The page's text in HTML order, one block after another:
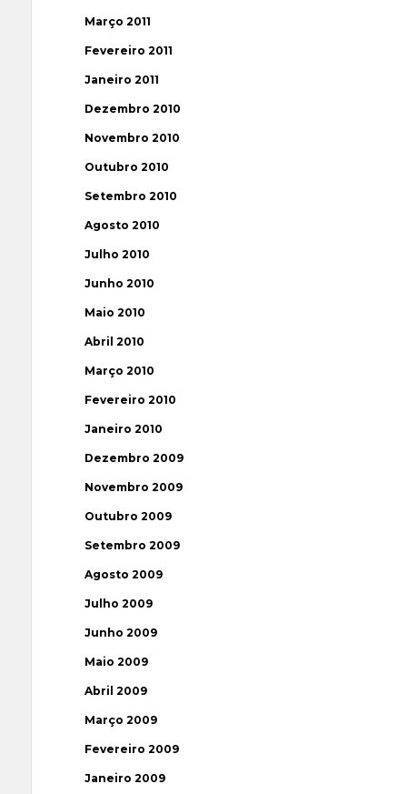
Março 2011
Fevereiro 2011
Janeiro 2011
Dezembro 2010
Novembro 2010
Outubro 2010
Setembro 2010
Agosto 2010
Julho 2010
Junho 2010
Maio 2010
Abril 2010
Março 2010
Fevereiro 2010
Janeiro 2010
Dezembro 2009
Novembro 2009
Outubro 2009
Setembro 2009
Agosto 2009
Julho 2009
Junho 2009
Maio 2009
Abril 2009
Março 2009
Fevereiro 2009
Janeiro 2009